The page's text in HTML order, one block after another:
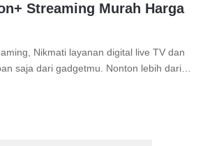
Streaming Murah Harga
Nikmati layanan digital live TV dan
saja dari gadgetmu. Nonton lebih dari…